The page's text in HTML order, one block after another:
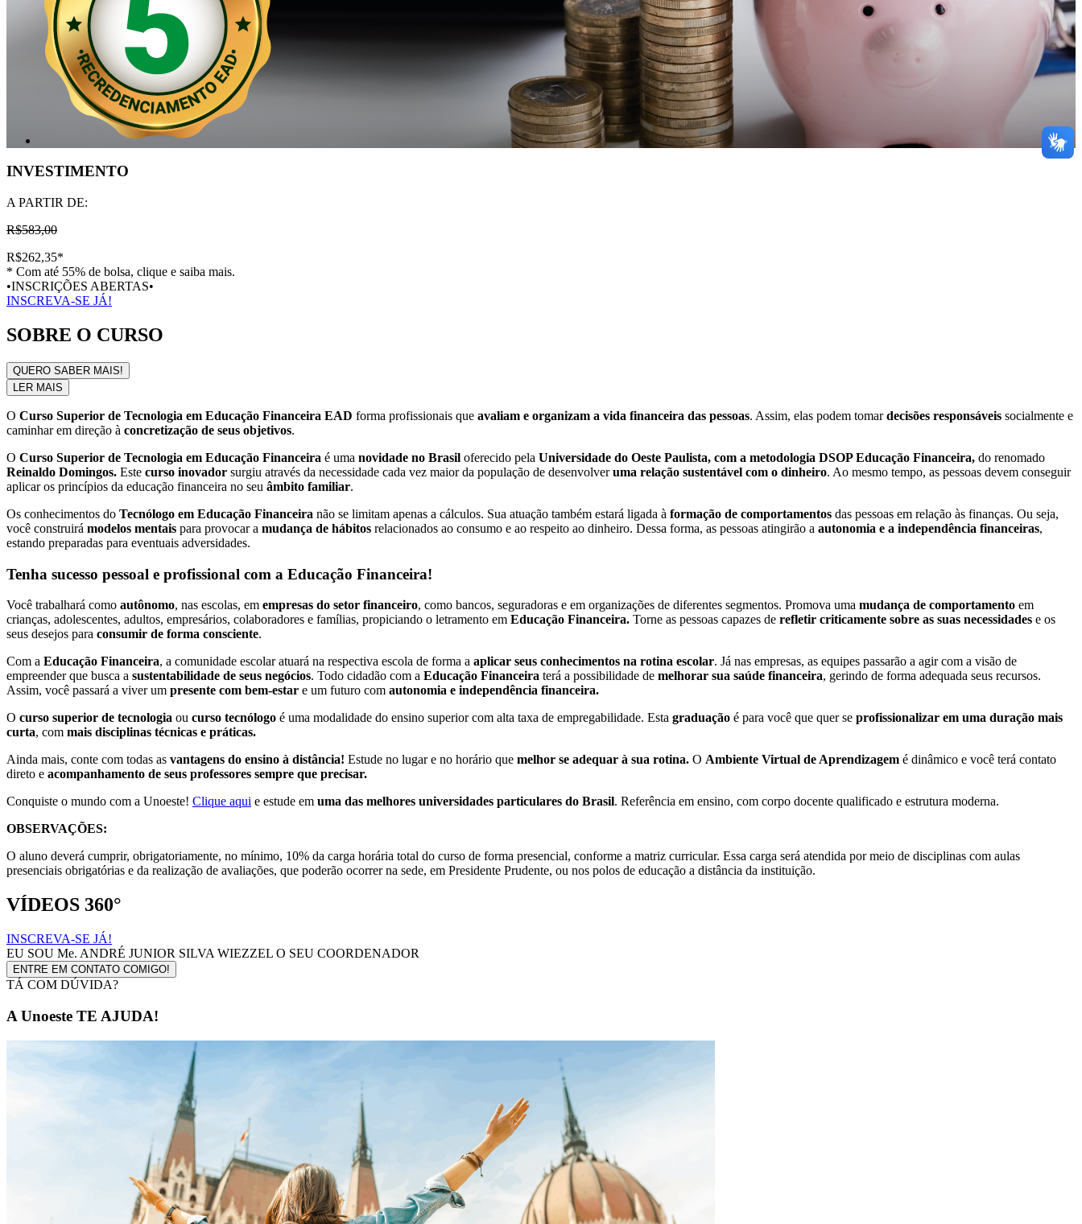
INVESTIMENTO
A PARTIR DE:
R$583,00
R$262,35*
* Com até 55% de bolsa, clique e saiba mais.
•INSCRIÇÕES ABERTAS•
INSCREVA-SE JÁ!
SOBRE O CURSO
QUERO SABER MAIS!
LER MAIS
O Curso Superior de Tecnologia em Educação Financeira EAD forma profissionais que avaliam e organizam a vida financeira das pessoas. Assim, elas podem tomardecisões responsáveis socialmente e
caminhar em direção à concretização de seus objetivos.
O Curso Superior de Tecnologia em Educação Financeira é uma novidade no Brasil oferecido pela Universidade do Oeste Paulista, com a metodologia DSOP Educação Financeira, do renomado
Reinaldo Domingos. Este curso inovador surgiu através da necessidade cada vez maior da população de desenvolveruma relação sustentável com o dinheiro. Ao mesmo tempo, as pessoas devem conseguir
aplicar os princípios da educação financeira no seu âmbito familiar.
Os conhecimentos do Tecnólogo em Educação Financeira não se limitam apenas a cálculos. Sua atuação também estará ligada à formação de comportamentos das pessoas em relação às finanças. Ou seja,
você construirá modelos mentais para provocar a mudança de hábitos relacionados ao consumo e ao respeito ao dinheiro. Dessa forma, as pessoas atingirão a autonomia e a independência financeiras,
estando preparadas para eventuais adversidades.
Tenha sucesso pessoal e profissional com a Educação Financeira!
Você trabalhará como autônomo, nas escolas, em empresas do setor financeiro, como bancos, seguradoras e em organizações de diferentes segmentos. Promova uma mudança de comportamento em
crianças, adolescentes, adultos, empresários, colaboradores e famílias, propiciando o letramento em Educação Financeira. Torne as pessoas capazes de refletir criticamente sobre as suas necessidades e os
seus desejos para consumir de forma consciente.
Com a Educação Financeira, a comunidade escolar atuará na respectiva escola de forma a aplicar seus conhecimentos na rotina escolar. Já nas empresas, as equipes passarão a agir com a visão de
empreender que busca a sustentabilidade de seus negócios. Todo cidadão com a Educação Financeira terá a possibilidade de melhorar sua saúde financeira, gerindo de forma adequada seus recursos.
Assim, você passará a viver um presente com bem-estar e um futuro com autonomia e independência financeira.
O curso superior de tecnologia ou curso tecnólogo é uma modalidade do ensino superior com alta taxa de empregabilidade. Esta graduação é para você que quer se profissionalizar em uma duração mais
curta, com mais disciplinas técnicas e práticas.
Ainda mais, conte com todas as vantagens do ensino à distância! Estude no lugar e no horário que melhor se adequar à sua rotina. O Ambiente Virtual de Aprendizagem é dinâmico e você terá contato
direto e acompanhamento de seus professores sempre que precisar.
Conquiste o mundo com a Unoeste! Clique aqui e estude em uma das melhores universidades particulares do Brasil. Referência em ensino, com corpo docente qualificado e estrutura moderna.
OBSERVAÇÕES:
O aluno deverá cumprir, obrigatoriamente, no mínimo, 10% da carga horária total do curso de forma presencial, conforme a matriz curricular. Essa carga será atendida por meio de disciplinas com aulas
presenciais obrigatórias e da realização de avaliações, que poderão ocorrer na sede, em Presidente Prudente, ou nos polos de educação a distância da instituição.
VÍDEOS 360°
INSCREVA-SE JÁ!
EU SOU Me. ANDRÉ JUNIOR SILVA WIEZZEL O SEU COORDENADOR
ENTRE EM CONTATO COMIGO!
TÁ COM DÚVIDA?
A Unoeste TE AJUDA!